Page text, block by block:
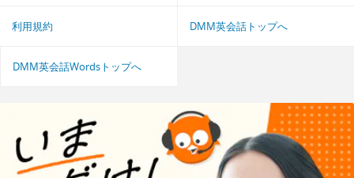
利用規約 DMM英会話トップへ
DMM英会話Wordsトップへ